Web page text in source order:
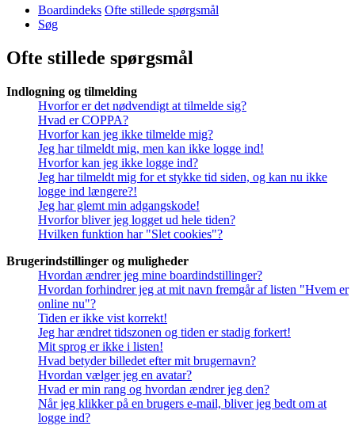
Boardindeks Ofte stillede spørgsmål
Søg
Ofte stillede spørgsmål
Indlogning og tilmelding
Hvorfor er det nødvendigt at tilmelde sig?
Hvad er COPPA?
Hvorfor kan jeg ikke tilmelde mig?
Jeg har tilmeldt mig, men kan ikke logge ind!
Hvorfor kan jeg ikke logge ind?
Jeg har tilmeldt mig for et stykke tid siden, og kan nu ikke
logge ind længere?!
Jeg har glemt min adgangskode!
Hvorfor bliver jeg logget ud hele tiden?
Hvilken funktion har "Slet cookies"?
Brugerindstillinger og muligheder
Hvordan ændrer jeg mine boardindstillinger?
Hvordan forhindrer jeg at mit navn fremgår af listen "Hvem er
online nu"?
Tiden er ikke vist korrekt!
Jeg har ændret tidszonen og tiden er stadig forkert!
Mit sprog er ikke i listen!
Hvad betyder billedet efter mit brugernavn?
Hvordan vælger jeg en avatar?
Hvad er min rang og hvordan ændrer jeg den?
Når jeg klikker på en brugers e-mail, bliver jeg bedt om at
logge ind?